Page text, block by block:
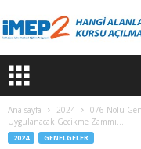
Ana sayfa 2024
076 Nolu
Uygulanacak Gecikme Zammı...
2024 GENELGELER